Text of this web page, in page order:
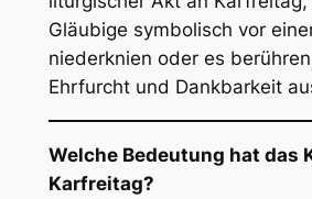
Gläubige symbolisch vor
niederknien oder es
Ehrfurcht und Dankbarkeit
Welche Bedeutung hat das
Karfreitag?